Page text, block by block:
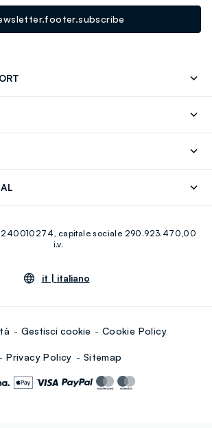
Linkedin
capitale sociale 290.923.470,00
i.v.
it | italiano
Gestisci cookie Cookie Policy
Privacy Policy Sitemap